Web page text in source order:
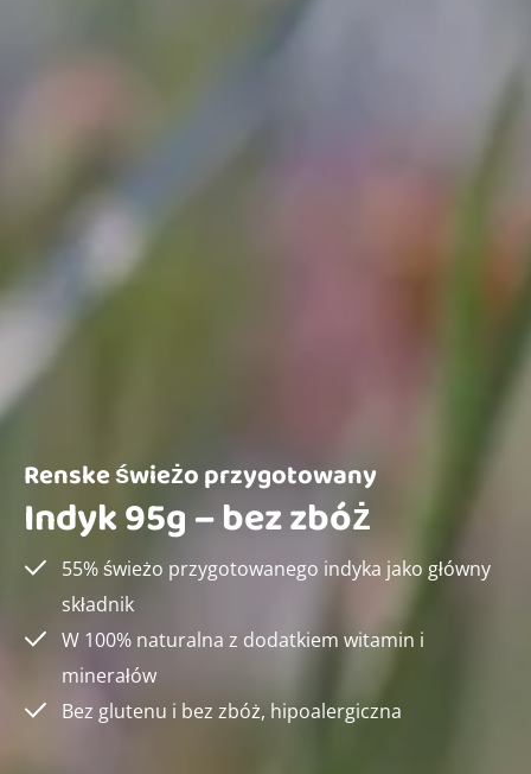
Renske świeżo przygotowany
Indyk 95g – bez zbóż
55% świeżo przygotowanego indyka jako główny
składnik
W 100% naturalna z dodatkiem witamin i
minerałów
Bez glutenu i bez zbóż, hipoalergiczna